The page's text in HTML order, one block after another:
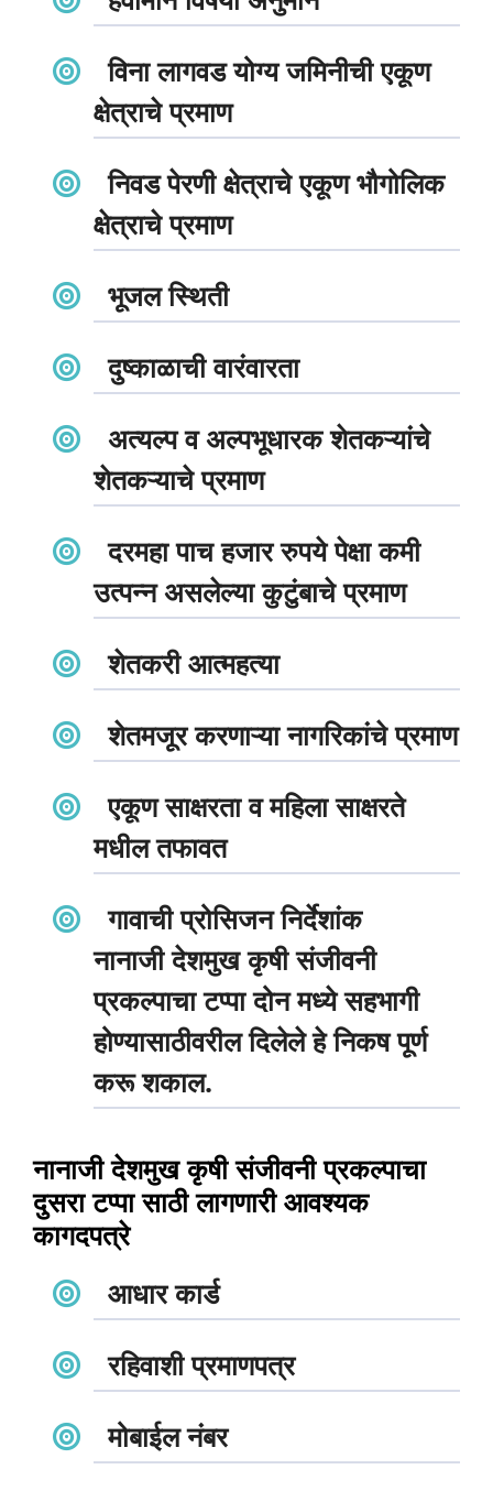
विना लागवड योग्य जमिनीची एकूण
क्षेत्राचे प्रमाण
निवड पेरणी क्षेत्राचे एकूण भौगोलिक
क्षेत्राचे प्रमाण
भूजल स्थिती
दुष्काळाची वारंवारता
अत्यल्प व अल्पभूधारक शेतकऱ्यांचे
शेतकऱ्याचे प्रमाण
दरमहा पाच हजार रुपये पेक्षा कमी
उत्पन्न असलेल्या कुटुंबाचे प्रमाण
शेतकरी आत्महत्या
शेतमजूर करणाऱ्या नागरिकांचे प्रमाण
एकूण साक्षरता व महिला साक्षरते
मधील तफावत
गावाची प्रोसिजन निर्देशांक
नानाजी देशमुख कृषी संजीवनी
प्रकल्पाचा टप्पा दोन मध्ये सहभागी
होण्यासाठीवरील दिलेले हे निकष पूर्ण
करू शकाल.
नानाजी देशमुख कृषी संजीवनी प्रकल्पाचा
दुसरा टप्पा साठी लागणारी आवश्यक
कागदपत्रे
आधार कार्ड
रहिवाशी प्रमाणपत्र
मोबाईल नंबर